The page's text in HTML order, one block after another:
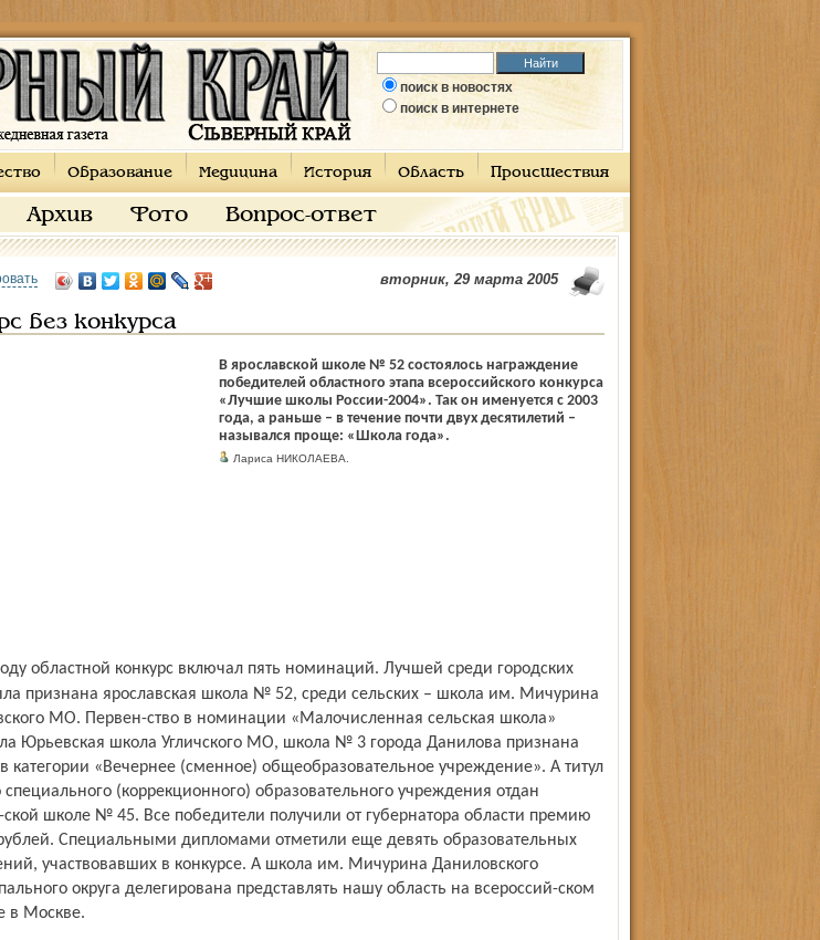
поиск в новостях
поиск в интернете
Образование Медицина История Область Происшествия
Архив Фото Вопрос-ответ
вторник, 29 марта 2005
без конкурса
В ярославской школе № 52 состоялось награждение
победителей областного этапа всероссийского конкурса
«Лучшие школы России-2004». Так он именуется с 2003
года, а раньше – в течение почти двух десятилетий –
назывался проще: «Школа года».
Лариса НИКОЛАЕВА.
признана ярославская школа № 52, среди сельских – школа им. Мичурина
МО. Первен-ство в номинации «Малочисленная сельская школа»
Юрьевская школа Угличского МО, школа № 3 города Данилова признана
категории «Вечернее (сменное) общеобразовательное учреждение». А титул
специального (коррекционного) образовательного учреждения отдан
ской школе № 45. Все победители получили от губернатора области премию
Специальными дипломами отметили еще девять образовательных
участвовавших в конкурсе. А школа им. Мичурина Даниловского
округа делегирована представлять нашу область на всероссий-ском
в Москве.